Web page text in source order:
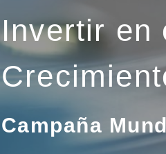
Invertir en
Campaña